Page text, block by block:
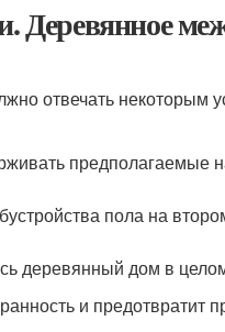
Деревянное
отвечать некоторым
предполагаемые
пола на
деревянный дом в
и предотвратит